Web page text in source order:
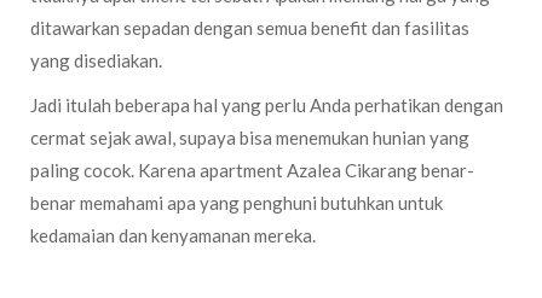
ditawarkan sepadan dengan semua benefit dan fasilitas
yang disediakan.
Jadi itulah beberapa hal yang perlu Anda perhatikan dengan
cermat sejak awal, supaya bisa menemukan hunian yang
paling cocok. Karena apartment Azalea Cikarang benar-
benar memahami apa yang penghuni butuhkan untuk
kedamaian dan kenyamanan mereka.